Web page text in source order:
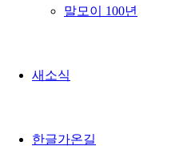
말모이 100년
새소식
한글가온길